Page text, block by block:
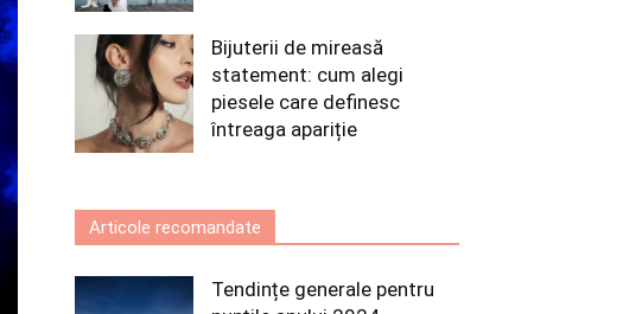
Bijuterii de mireasă
statement: cum alegi
piesele care definesc
întreaga apariție
Articole recomandate
Tendințe generale pentru